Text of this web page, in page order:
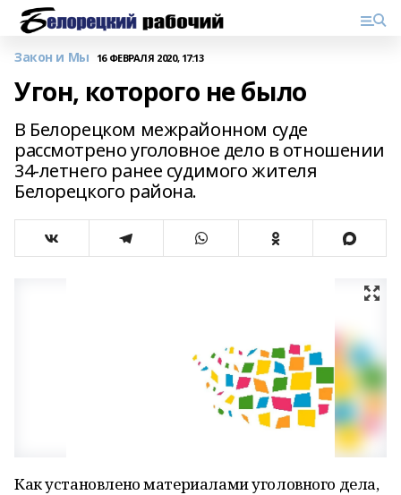
Закон и Мы 16 ФЕВРАЛЯ 2020, 17:13
Угон, которого не было
В Белорецком межрайонном суде
рассмотрено уголовное дело в отношении
34-летнего ранее судимого жителя
Белорецкого района.
Как установлено материалами уголовного дела,